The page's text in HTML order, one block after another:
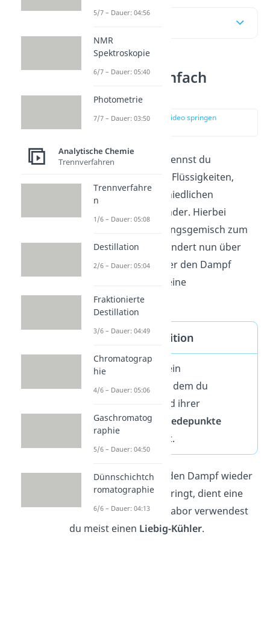
Destillation einfach
erklärt
zur Stelle im Video springen
Mit derDestillation
trennst du
, meist Flüssigkeiten,
anhand ihrer unterschiedlichen
voneinander. Hierbei
bringst du dein Ausgangsgemisch zum
Sieden. Der Dampf wandert nun über
einenKondensator
, der den Dampf
wieder verflüssigt, in eine
Destilliervorlage
Destillation Definition
DieDestillation
ist ein
Trennverfahren
, mit dem du
Flüssigkeiten anhand ihrer
unterschiedlichen
Siedepunkte
voneinander trennst.
Als Kondensator, der den Dampf wieder
in die flüssige Phase bringt, dient eine
Kühlvorrichtung. Im Labor verwendest
du meist einen Liebig-Kühler.
5/7 – Dauer: 04:56
NMR
Spektroskopie
6/7 – Dauer: 05:40
Photometrie
7/7 – Dauer: 03:50
Analytische Chemie
Trennverfahren
Trennverfahre
n
1/6 – Dauer: 05:08
Destillation
2/6 – Dauer: 05:04
Fraktionierte
Destillation
3/6 – Dauer: 04:49
Chromatograp
hie
4/6 – Dauer: 05:06
Gaschromatog
raphie
5/6 – Dauer: 04:50
Dünnschichtch
romatographie
6/6 – Dauer: 04:13